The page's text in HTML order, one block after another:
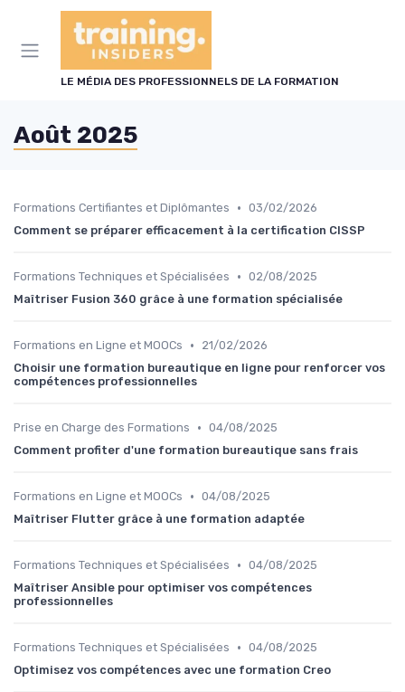
LE MÉDIA DES PROFESSIONNELS DE LA FORMATION
Août 2025
Formations Certifiantes et Diplômantes • 03/02/2026
Comment se préparer efficacement à la certification CISSP
Formations Techniques et Spécialisées • 02/08/2025
Maîtriser Fusion 360 grâce à une formation spécialisée
Formations en Ligne et MOOCs •
21/02/2026
Choisir une formation bureautique en ligne pour renforcer vos
compétences professionnelles
Prise en Charge des Formations • 04/08/2025
Comment profiter d'une formation bureautique sans frais
Formations en Ligne et MOOCs • 04/08/2025
Maîtriser Flutter grâce à une formation adaptée
Formations Techniques et Spécialisées • 04/08/2025
Maîtriser Ansible pour optimiser vos compétences
professionnelles
Formations Techniques et Spécialisées • 04/08/2025
Optimisez vos compétences avec une formation Creo
Panneau de gestion des cookies